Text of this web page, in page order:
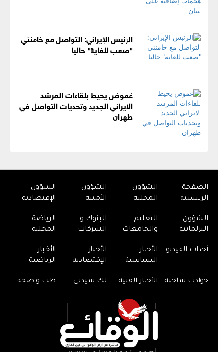
الرئيس الإيراني: التواصل مع خامنئي
"صعب للغاية" حاليا
غموض يحيط بلقاءات المرشد
الايراني الجديد وتحديات التواصل في
طهران
الصفحة
الرئيسية
الشؤون
المحلية
الشؤون
الأمنية
الشؤون
الإقتصادية
الشؤون
البرلمانية
التعليم
والجامعات
البنوك و
الشركات
الرياضة
المحلية
أحداث الفيديو
الأخبار
السياسية
الأخبار
الإقتصادية
الأخبار
الرياضية
حوادث ساخنة الأخبار الفنية لك سيدتي طب و صحة